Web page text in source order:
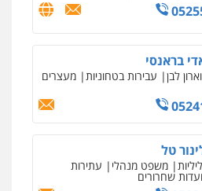
לביא
גישור
ארבל
חמורה מעצרים וחקירות
בראנסי
לבן עבירות בטחוניות מעצרים
טל
משפט מנהלי עתירות
ועדות שחרורים
אבי שקד